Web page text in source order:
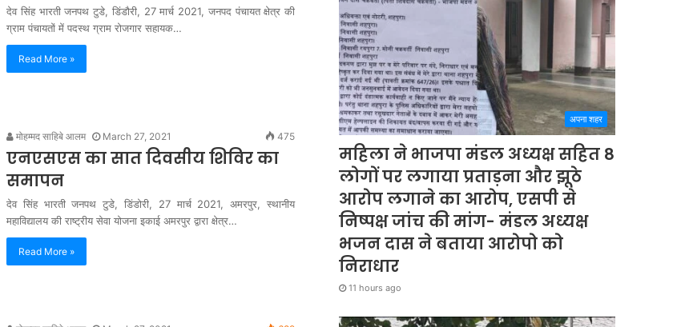
देव सिंह भारती जनपथ टुडे, डिंडौरी, 27 मार्च 2021, जनपद पंचायत क्षेत्र की
ग्राम पंचायतों में पदस्थ ग्राम रोजगार सहायक…
Read More »
मोहम्मद साहिबे आलम March 27, 2021 475
एनएसएस का सात दिवसीय शिविर का
समापन
देव सिंह भारती जनपथ टुडे, डिंडोरी, 27 मार्च 2021, अमरपुर, स्थानीय
महाविद्यालय की राष्ट्रीय सेवा योजना इकाई अमरपुर द्वारा क्षेत्र…
Read More »
अपना शहर
महिला ने भाजपा मंडल अध्यक्ष सहित 8
लोगों पर लगाया प्रताड़ना और झूठे
आरोप लगाने का आरोप, एसपी से
निष्पक्ष जांच की मांग- मंडल अध्यक्ष
भजन दास ने बताया आरोपो को
निराधार
11 hours ago